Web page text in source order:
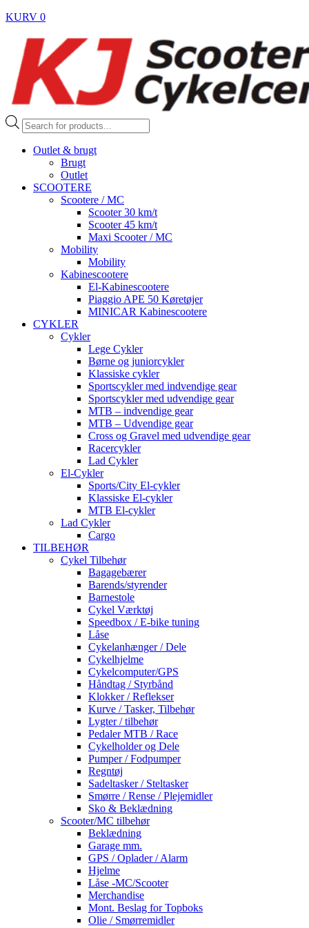
KURV 0
Products
search
Outlet & brugt
Brugt
Outlet
SCOOTERE
Scootere / MC
Scooter 30 km/t
Scooter 45 km/t
Maxi Scooter / MC
Mobility
Mobility
Kabinescootere
El-Kabinescootere
Piaggio APE 50 Køretøjer
MINICAR Kabinescootere
CYKLER
Cykler
Lege Cykler
Børne og juniorcykler
Klassiske cykler
Sportscykler med indvendige gear
Sportscykler med udvendige gear
MTB – indvendige gear
MTB – Udvendige gear
Cross og Gravel med udvendige gear
Racercykler
Lad Cykler
El-Cykler
Sports/City El-cykler
Klassiske El-cykler
MTB El-cykler
Lad Cykler
Cargo
TILBEHØR
Cykel Tilbehør
Bagagebærer
Barends/styrender
Barnestole
Cykel Værktøj
Speedbox / E-bike tuning
Låse
Cykelanhænger / Dele
Cykelhjelme
Cykelcomputer/GPS
Håndtag / Styrbånd
Klokker / Reflekser
Kurve / Tasker, Tilbehør
Lygter / tilbehør
Pedaler MTB / Race
Cykelholder og Dele
Pumper / Fodpumper
Regntøj
Sadeltasker / Steltasker
Smørre / Rense / Plejemidler
Sko & Beklædning
Scooter/MC tilbehør
Beklædning
Garage mm.
GPS / Oplader / Alarm
Hjelme
Låse -MC/Scooter
Merchandise
Mont. Beslag for Topboks
Olie / Smørremidler